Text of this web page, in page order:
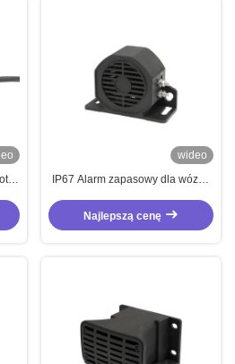
wideo
IP67 Alarm zapasowy dla wózka
odwracający wózek widłowy 15W
z trwałym materiałem nylonowym
Najlepszą cenę